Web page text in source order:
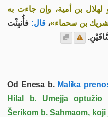
لهلال بن أمية، وإن جاءت به
بن سحماء»، قال: فأُنبِئْت
Od Enesa b.Malika
Hilal b. Umejja
Šerikom b. Sahmaom,